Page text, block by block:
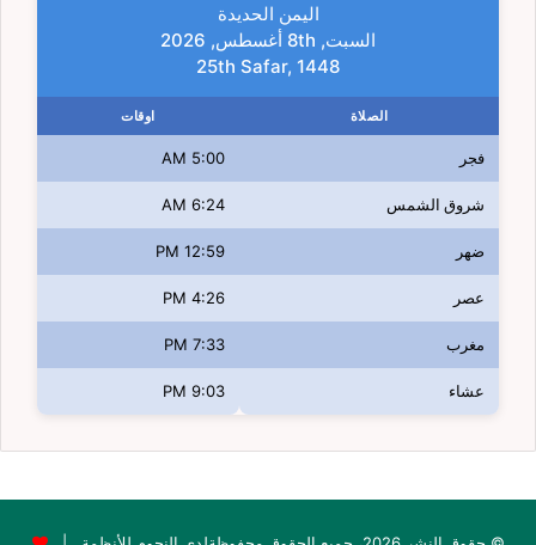
اليمن الحديدة
السبت, 8th أغسطس, 2026
25th Safar, 1448
الصلاة اوقات
فجر 5:00 AM
شروق الشمس 6:24 AM
ضهر 12:59 PM
عصر 4:26 PM
مغرب 7:33 PM
عشاء 9:03 PM